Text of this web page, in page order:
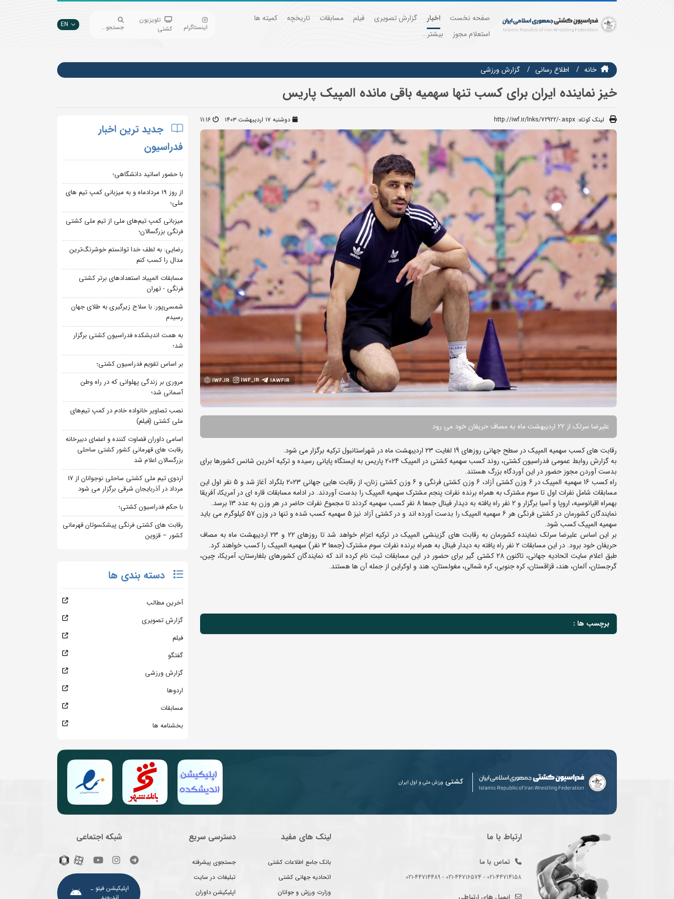
صفحه نخست اخبار گزارش تصویری فیلم مسابقات تاریخچه
کمیته ها
استعلام مجوز
بیشتر...
اینستاگرام
تلویزیون
کشتی
جستجو... EN
خانه اطلاع رسانی گزارش ورزشی
خیز نماینده ایران برای کسب تنها سهمیه باقی مانده المپیک پاریس
لینک کوتاه: http://iwf.ir/lnks/72922/-.aspx دوشنبه ۱۷ اردیبهشت ۱۴۰۳ 11:16
علیرضا سرلک از 22 اردیبهشت ماه به مصاف حریفان خود می رود
رقابت های کسب سهمیه المپیک در سطح جهانی روزهای 19 لغایت 23 اردیبهشت ماه در شهراستانبول ترکیه برگزار می شود.
به گزارش روابط عمومی فدراسیون کشتی، روند کسب سهمیه کشتی در المپیک 2024 پاریس به ایستگاه پایانی رسیده و ترکیه آخرین شانس کشورها برای
بدست آوردن مجوز حضور در این آوردگاه بزرگ هستند.
راه کسب 16 سهمیه المپیک در 6 وزن کشتی آزاد، 6 وزن کشتی فرنگی و 6 وزن کشتی زنان، از رقابت هایی جهانی 2023 بلگراد آغاز شد و 5 نفر اول این
مسابقات شامل نفرات اول تا سوم مشترک به همراه برنده نفرات پنجم مشترک سهمیه المپیک را بدست آوردند. در ادامه مسابقات قاره ای در آمریکا، آفریقا
بهمراه اقیانوسیه، اروپا و آسیا برگزار و 2 نفر راه یافته به دیدار فینال جمعا 8 نفر کسب سهمیه کردند تا مجموع نفرات حاضر در هر وزن به عدد 13 برسد.
نمایندگان کشورمان در کشتی فرنگی هر 6 سهمیه المپیک را بدست آورده اند و در کشتی آزاد نیز 5 سهمیه کسب شده و تنها در وزن 57 کیلوگرم می باید
سهمیه المپیک کسب شود.
بر این اساس علیرضا سرلک نماینده کشورمان به رقابت های گزینشی المپیک در ترکیه اعزام خواهد شد تا روزهای 22 و 23 اردیبهشت ماه به مصاف
حریفان خود برود. در این مسابقات 2 نفر راه یافته به دیدار فینال به همراه برنده نفرات سوم مشترک (جمعا 3 نفر) سهمیه المپیک را کسب خواهند کرد.
طبق اعلام سایت اتحادیه جهانی، تاکنون 28 کشتی گیر برای حضور در این مسابقات ثبت نام کرده اند که نمایندگان کشورهای بلغارستان، آمریکا، چین،
گرجستان، آلمان، هند، قزاقستان، کره جنوبی، کره شمالی، مغولستان، هند و اوکراین از جمله آن ها هستند.
برچسب ها :
جدید ترین اخبار
فدراسیون
با حضور اساتید دانشگاهی؛
از روز 19 مردادماه و به میزبانی کمپ تیم های
ملی؛
میزبانی کمپ تیم‌های ملی از تیم ملی کشتی
فرنگی بزرگسالان؛
رضایی: به لطف خدا توانستم خوشرنگ‌ترین
مدال را کسب کنم
مسابقات المپیاد استعدادهای برتر کشتی
فرنگی - تهران
شمسی‌پور: با سلاح زیرگیری به طلای جهان
رسیدم
به همت اندیشکده فدراسیون کشتی برگزار
شد؛
بر اساس تقویم فدراسیون کشتی؛
مروری بر زندگی پهلوانی که در راه وطن
آسمانی شد؛
نصب تصاویر خانواده خادم در کمپ تیم‌های
ملی کشتی (فیلم)
اسامی داوران قضاوت کننده و اعضای دبیرخانه
رقابت های قهرمانی کشور کشتی ساحلی
بزرگسالان اعلام شد
اردوی تیم ملی کشتی ساحلی نوجوانان از 17
مرداد در آذربایجان شرقی برگزار می شود
با حکم فدراسیون کشتی؛
رقابت های کشتی فرنگی پیشکسوتان قهرمانی
کشور – قزوین
دسته بندی ها
آخرین مطالب
گزارش تصویری
فیلم
گفتگو
گزارش ورزشی
اردوها
مسابقات
بخشنامه ها
کشتی ورزش ملی و اول ایران
ارتباط با ما
تماس با ما
021-44714158 - 021-44716574 - 021-44714489
لینک های مفید
بانک جامع اطلاعات کشتی
اتحادیه جهانی کشتی
وزارت ورزش و جوانان
دسترسی سریع
جستجوی پیشرفته
تبلیغات در سایت
اپلیکیشن داوران
شبکه اجتماعی
اپلیکیشن فیتو ـ